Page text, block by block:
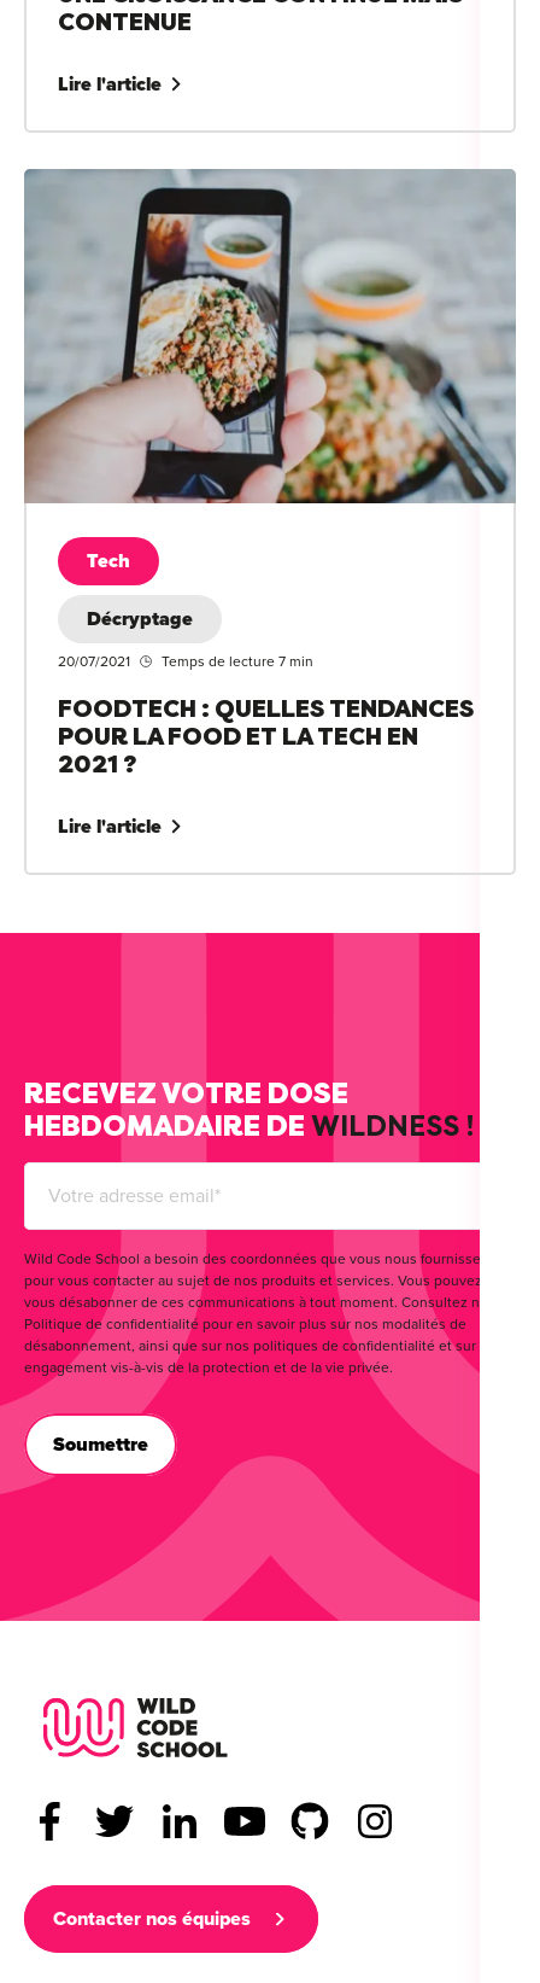
CONTENUE
Lire l'article
Tech
Décryptage
20/07/2021 Temps de lecture 7 min
FOODTECH : QUELLES TENDANCES
POUR LA FOOD ET LA TECH EN
2021 ?
Lire l'article
RECEVEZ VOTRE DOSE
HEBDOMADAIRE DE WILDNESS !
Wild Code School a besoin des coordonnées que vous nous fournissez
pour vous contacter au sujet de nos produits et services. Vous pouvez
vous désabonner de ces communications à tout moment. Consultez notre
Politique de confidentialité pour en savoir plus sur nos modalités de
désabonnement, ainsi que sur nos politiques de confidentialité et sur notre
engagement vis-à-vis de la protection et de la vie privée.
Contacter nos équipes